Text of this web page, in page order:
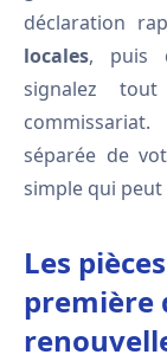
déclaration
locales, puis
signalez
séparée de
simple qui
Les
première